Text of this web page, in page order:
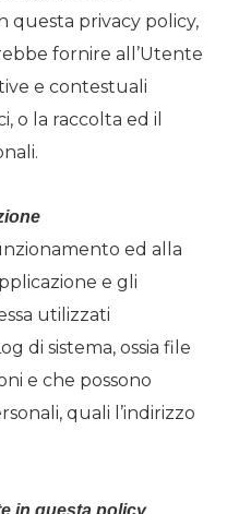
questa privacy policy,
fornire all’Utente
e contestuali
o la raccolta ed il
ed alla
e gli
utilizzati
di sistema, ossia file
e che possono
quali l’indirizzo